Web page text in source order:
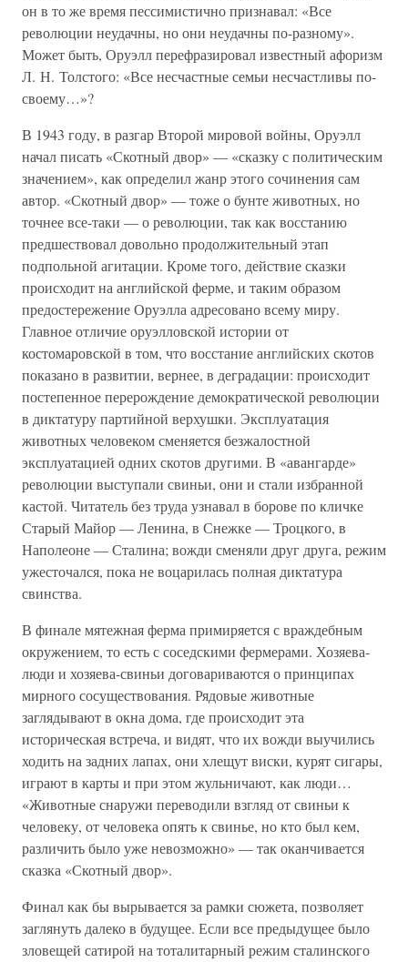
он в то же время пессимистично признавал: «Все
революции неудачны, но они неудачны по-разному».
Может быть, Оруэлл перефразировал известный афоризм
Л. Н. Толстого: «Все несчастные семьи несчастливы по-
своему…»?
В 1943 году, в разгар Второй мировой войны, Оруэлл
начал писать «Скотный двор» — «сказку с политическим
значением», как определил жанр этого сочинения сам
автор. «Скотный двор» — тоже о бунте животных, но
точнее все-таки — о революции, так как восстанию
предшествовал довольно продолжительный этап
подпольной агитации. Кроме того, действие сказки
происходит на английской ферме, и таким образом
предостережение Оруэлла адресовано всему миру.
Главное отличие оруэлловской истории от
костомаровской в том, что восстание английских скотов
показано в развитии, вернее, в деградации: происходит
постепенное перерождение демократической революции
в диктатуру партийной верхушки. Эксплуатация
животных человеком сменяется безжалостной
эксплуатацией одних скотов другими. В «авангарде»
революции выступали свиньи, они и стали избранной
кастой. Читатель без труда узнавал в борове по кличке
Старый Майор — Ленина, в Снежке — Троцкого, в
Наполеоне — Сталина; вожди сменяли друг друга, режим
ужесточался, пока не воцарилась полная диктатура
свинства.
В финале мятежная ферма примиряется с враждебным
окружением, то есть с соседскими фермерами. Хозяева-
люди и хозяева-свиньи договариваются о принципах
мирного сосуществования. Рядовые животные
заглядывают в окна дома, где происходит эта
историческая встреча, и видят, что их вожди выучились
ходить на задних лапах, они хлещут виски, курят сигары,
играют в карты и при этом жульничают, как люди…
«Животные снаружи переводили взгляд от свиньи к
человеку, от человека опять к свинье, но кто был кем,
различить было уже невозможно» — так оканчивается
сказка «Скотный двор».
Финал как бы вырывается за рамки сюжета, позволяет
заглянуть далеко в будущее. Если все предыдущее было
зловещей сатирой на тоталитарный режим сталинского